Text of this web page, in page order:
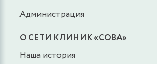
Администрация
О СЕТИ КЛИНИК «СОВА»
Наша история